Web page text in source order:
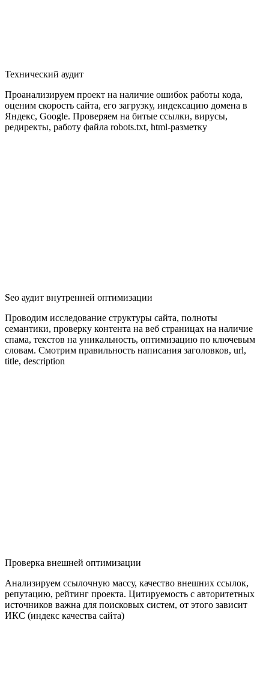
Технический аудит
Проанализируем проект на наличие ошибок работы кода,
оценим скорость сайта, его загрузку, индексацию домена в
Яндекс, Google. Проверяем на битые ссылки, вирусы,
редиректы, работу файла robots.txt, html-разметку
Seo аудит внутренней оптимизации
Проводим исследование структуры сайта, полноты
семантики, проверку контента на веб страницах на наличие
спама, текстов на уникальность, оптимизацию по ключевым
словам. Смотрим правильность написания заголовков, url,
title, description
Проверка внешней оптимизации
Анализируем ссылочную массу, качество внешних ссылок,
репутацию, рейтинг проекта. Цитируемость с авторитетных
источников важна для поисковых систем, от этого зависит
ИКС (индекс качества сайта)